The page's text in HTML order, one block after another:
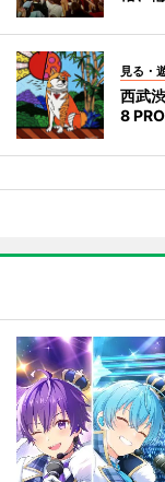
見る・
西武
8